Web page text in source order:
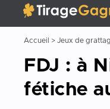
Tirage Gagnant
Accueil >Jeux de
FDJ : à
fétiche